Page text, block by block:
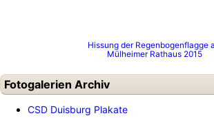
Hissung der Regenbogenflagge
Mülheimer Rathaus 2015
Fotogalerien Archiv
CSD Duisburg Plakate